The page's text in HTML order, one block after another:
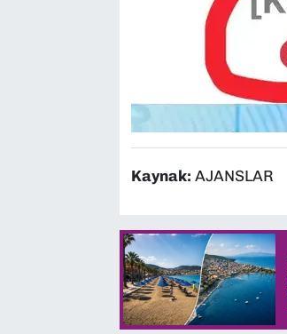
Kaynak: AJANSLAR